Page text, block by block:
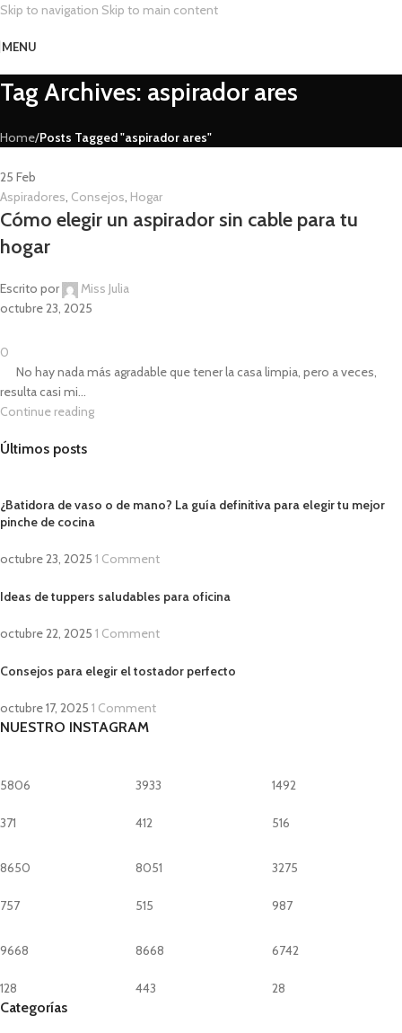
Skip to navigation Skip to main content
MENU
Tag Archives: aspirador ares
Home/Posts Tagged "aspirador ares"
25 Feb
Aspiradores, Consejos, Hogar
Cómo elegir un aspirador sin cable para tu
hogar
Escrito por
Miss Julia
octubre 23, 2025
0
No hay nada más agradable que tener la casa limpia, pero a veces,
resulta casi mi...
Continue reading
Últimos posts
¿Batidora de vaso o de mano? La guía definitiva para elegir tu mejor
pinche de cocina
octubre 23, 2025 1 Comment
Ideas de tuppers saludables para oficina
octubre 22, 2025 1 Comment
Consejos para elegir el tostador perfecto
octubre 17, 2025 1 Comment
NUESTRO INSTAGRAM
5806
371
3933
412
1492
516
8650
757
8051
515
3275
987
9668
128
8668
443
6742
28
Categorías